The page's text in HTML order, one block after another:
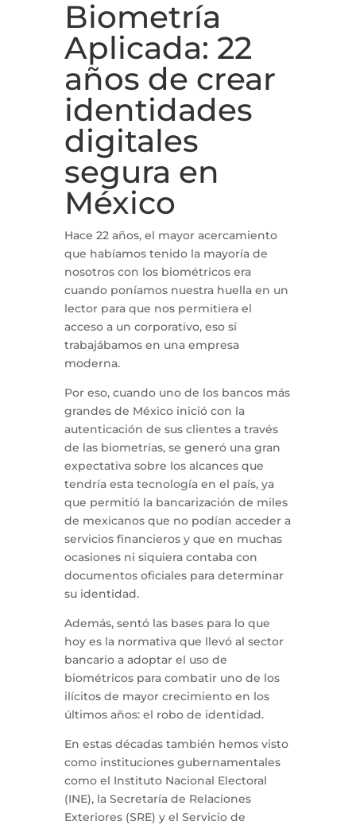
Biometría
Aplicada: 22
años de crear
identidades
digitales
segura en
México
Hace 22 años, el mayor acercamiento
que habíamos tenido la mayoría de
nosotros con los biométricos era
cuando poníamos nuestra huella en un
lector para que nos permitiera el
acceso a un corporativo, eso sí
trabajábamos en una empresa
moderna.
Por eso, cuando uno de los bancos más
grandes de México inició con la
autenticación de sus clientes a través
de las biometrías, se generó una gran
expectativa sobre los alcances que
tendría esta tecnología en el país, ya
que permitió la bancarización de miles
de mexicanos que no podían acceder a
servicios financieros y que en muchas
ocasiones ni siquiera contaba con
documentos oficiales para determinar
su identidad.
Además, sentó las bases para lo que
hoy es la normativa que llevó al sector
bancario a adoptar el uso de
biométricos para combatir uno de los
ilícitos de mayor crecimiento en los
últimos años: el robo de identidad.
En estas décadas también hemos visto
como instituciones gubernamentales
como el Instituto Nacional Electoral
(INE), la Secretaría de Relaciones
Exteriores (SRE) y el Servicio de